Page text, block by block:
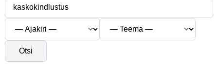
Otsi